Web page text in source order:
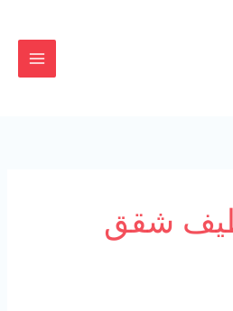
شقق